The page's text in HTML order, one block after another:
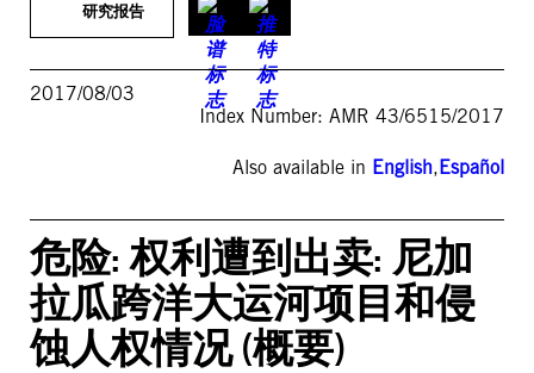
研究报告
2017/08/03
Index Number: AMR 43/6515/2017
Also available in English,Español
危险: 权利遭到出卖: 尼加
拉瓜跨洋大运河项目和侵
蚀人权情况 (概要)